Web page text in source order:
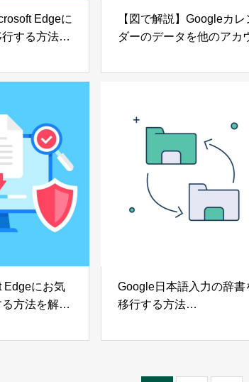
Edgeに
する方法を
【図で解説】Googleカレ
ダーのデータを他のアカ
ト、エクスポート方法解
Edgeにお気
方法を解説
Google日本語入力の辞書
移行する方法